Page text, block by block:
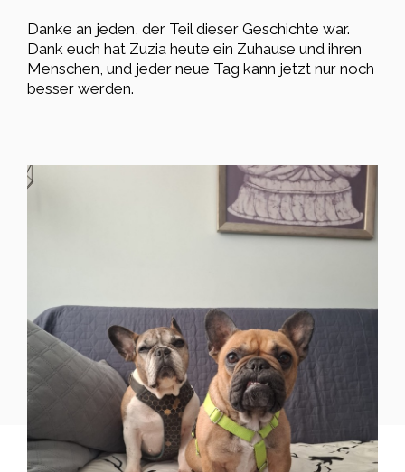
Danke an jeden, der Teil dieser Geschichte war.
Dank euch hat Zuzia heute ein Zuhause und ihren
Menschen, und jeder neue Tag kann jetzt nur noch
besser werden.